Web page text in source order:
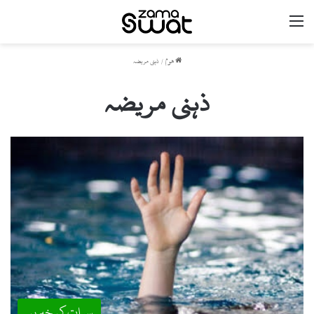
ھوم / ذہنی مریضہ
ذہنی مریضہ